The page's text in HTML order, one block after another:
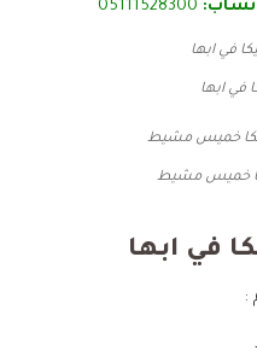
05111528300
في ابها
خميس مشيط
في ابها
: